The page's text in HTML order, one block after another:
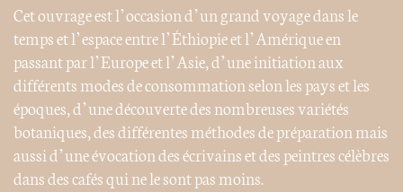
Cet ouvrage est l’occasion d’un grand voyage dans le
temps et l’espace entre l’Éthiopie et l’Amérique en
passant par l’Europe et l’Asie, d’une initiation aux
différents modes de consommation selon les pays et les
époques, d’une découverte des nombreuses variétés
botaniques, des différentes méthodes de préparation mais
aussi d’une évocation des écrivains et des peintres célèbres
dans des cafés qui ne le sont pas moins.